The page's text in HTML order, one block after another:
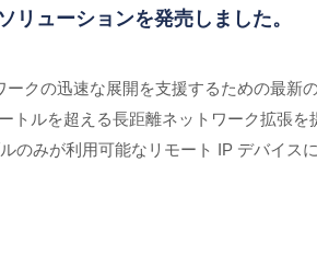
ューションを発売しました。
クの迅速な展開を支援するための最新
トルを超える長距離ネットワーク拡張を
のみが利用可能なリモート IP デバイス
続ソリューションを提供します。